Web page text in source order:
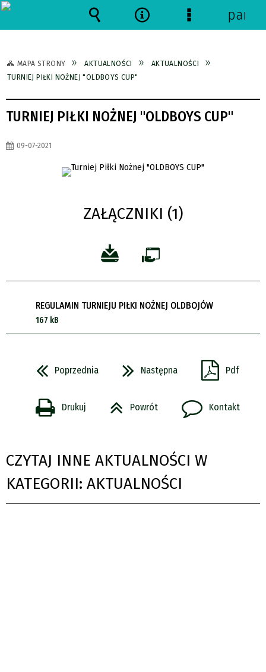
MAPA STRONY AKTUALNOŚCI
AKTUALNOŚCI
TURNIEJ PIŁKI NOŻNEJ "OLDBOYS CUP"
TURNIEJ PIŁKI NOŻNEJ "OLDBOYS CUP"
09-07-2021
ZAŁĄCZNIKI (1)
REGULAMIN TURNIEJU PIŁKI NOŻNEJ OLDBOJÓW
167 kB
Poprzednia Następna Pdf
Drukuj Powrót Kontakt
CZYTAJ INNE AKTUALNOŚCI W
KATEGORII: AKTUALNOŚCI
Wyszukiwarka
NarzędziaMenu
panel